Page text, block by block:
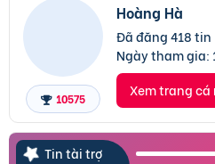
10575
Hoàng Hà
Đã đăng 418 tin
Ngày tham gia:
Xem trang cá
Tin tài trợ